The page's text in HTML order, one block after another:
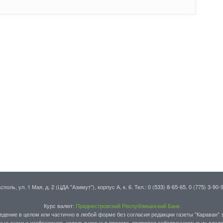
ул. 1 Мая, д. 2 (ЦДА "Азимут"), корпус А, к. 6. Тел.: 0 (533) 8-65-65, 0 (775) 3-90-
Курс валют: Приднестровский Республиканский Банк
в целом или частично в любой форме без согласия редакции газеты "Караван"